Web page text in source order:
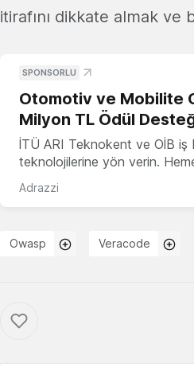
itirafını dikkate almak ve
SPONSORLU
Otomotiv ve Mobilite
Milyon TL Ödül
İTÜ ARI Teknokent ve OİB iş
teknolojilerine yön verin.
Adrazzi
Owasp Veracode